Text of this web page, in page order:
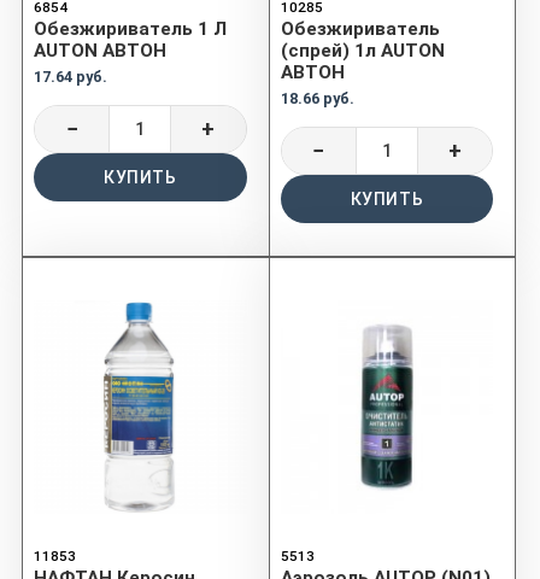
6854
Обезжириватель 1 Л
AUTON АВТОН
17.64 руб.
− +
КУПИТЬ
10285
Обезжириватель
(спрей) 1л AUTON
АВТОН
18.66 руб.
− +
КУПИТЬ
11853 5513